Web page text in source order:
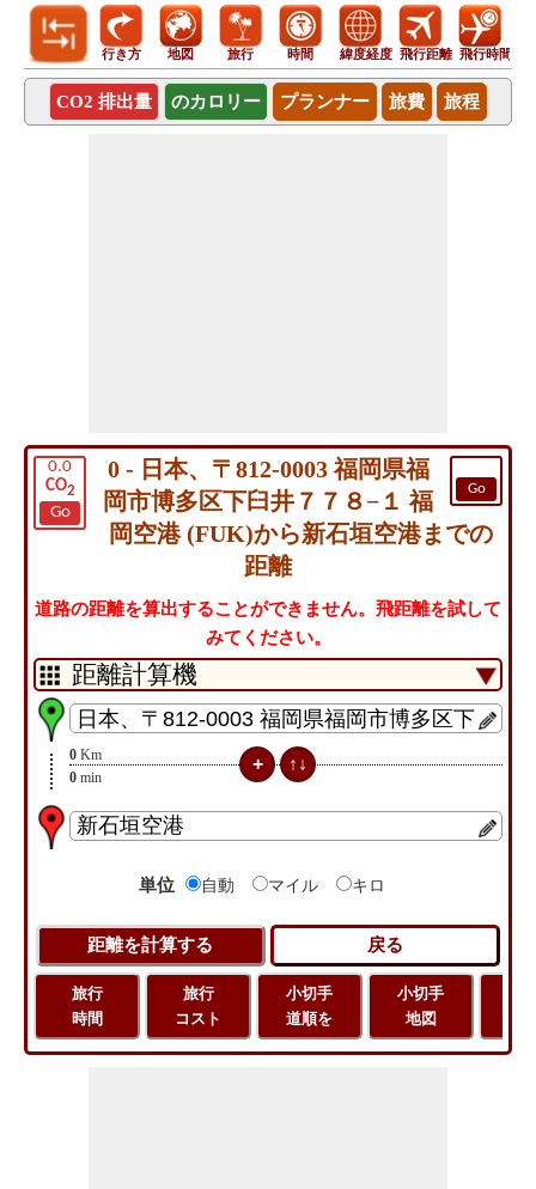
行き方 地図 旅行 時間 緯度経度 飛行距離 飛行時間
CO2 排出量 のカロリー プランナー 旅費 旅程
0.0
CO2
Go
Go
0 - 日本、〒812-0003 福岡県福
岡市博多区下臼井７７８−１ 福
岡空港 (FUK)から新石垣空港までの
距離
道路の距離を算出することができません。飛距離を試して
みてください。
0 Km
0 min
単位 自動 マイル キロ
旅行
時間
旅行
コスト
小切手
道順を
小切手
地図